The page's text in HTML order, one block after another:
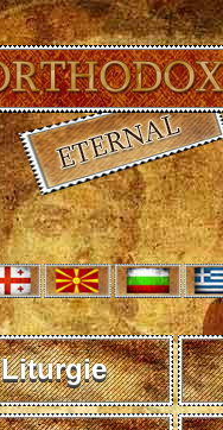
Liturgie